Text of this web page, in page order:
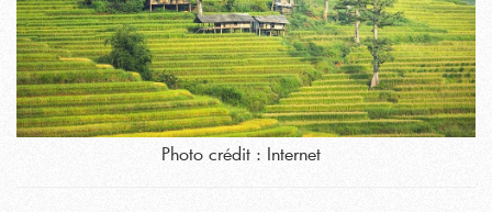
Photo crédit : Internet